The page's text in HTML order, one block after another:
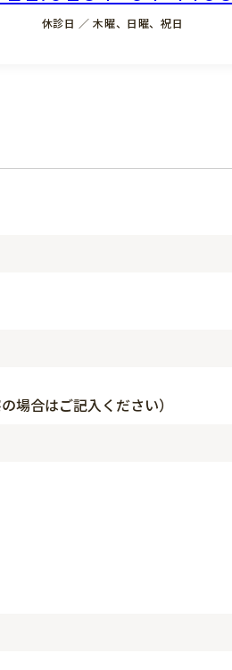
休診日 ／ 木曜、日曜、祝日
場合はご記入ください）